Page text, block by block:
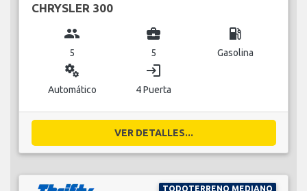
CHRYSLER 300
group
5
business_center
5
local_gas_station
Gasolina
miscellaneous_services
Automático
login
4 Puerta
VER DETALLES...
TODOTERRENO MEDIANO